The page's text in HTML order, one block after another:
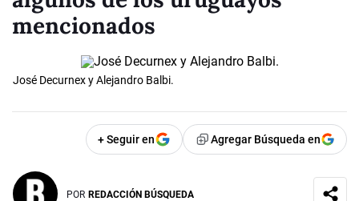
mencionados
José Decurnex y Alejandro Balbi.
+ Seguir en Agregar Búsqueda en
POR REDACCIÓN BÚSQUEDA